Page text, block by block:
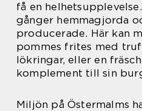
få en
gånger hemmagjorda
producerade. Här kan
pommes frites med
lökringar, eller en
komplement till sin
Miljön på Östermalms